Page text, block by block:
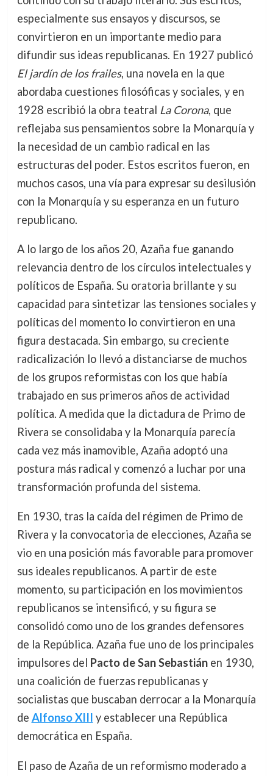
especialmente sus ensayos y discursos, se
convirtieron en un importante medio para
difundir sus ideas republicanas. En 1927 publicó
El jardín de los frailes, una novela en la que
abordaba cuestiones filosóficas y sociales, y en
1928 escribió la obra teatral La Corona, que
reflejaba sus pensamientos sobre la Monarquía y
la necesidad de un cambio radical en las
estructuras del poder. Estos escritos fueron, en
muchos casos, una vía para expresar su desilusión
con la Monarquía y su esperanza en un futuro
republicano.
A lo largo de los años 20, Azaña fue ganando
relevancia dentro de los círculos intelectuales y
políticos de España. Su oratoria brillante y su
capacidad para sintetizar las tensiones sociales y
políticas del momento lo convirtieron en una
figura destacada. Sin embargo, su creciente
radicalización lo llevó a distanciarse de muchos
de los grupos reformistas con los que había
trabajado en sus primeros años de actividad
política. A medida que la dictadura de Primo de
Rivera se consolidaba y la Monarquía parecía
cada vez más inamovible, Azaña adoptó una
postura más radical y comenzó a luchar por una
transformación profunda del sistema.
En 1930, tras la caída del régimen de Primo de
Rivera y la convocatoria de elecciones, Azaña se
vio en una posición más favorable para promover
sus ideales republicanos. A partir de este
momento, su participación en los movimientos
republicanos se intensificó, y su figura se
consolidó como uno de los grandes defensores
de la República. Azaña fue uno de los principales
impulsores del Pacto de San Sebastiánen 1930,
una coalición de fuerzas republicanas y
socialistas que buscaban derrocar a la Monarquía
de Alfonso XIII y establecer una República
democrática en España.
El paso de Azaña de un reformismo moderado a